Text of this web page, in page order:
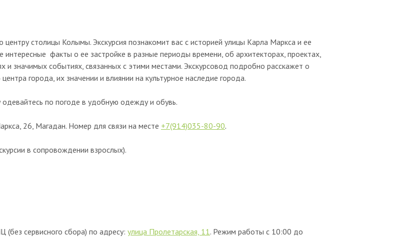
центру столицы Колымы. Экскурсия познакомит вас с историей улицы Карла Маркса и ее
интересные факты о ее застройке в разные периоды времени, об архитекторах, проектах,
и значимых событиях, связанных с этими местами. Экскурсовод подробно расскажет о
города, их значении и влиянии на культурное наследие города.
по погоде в удобную одежду и обувь.
26, Магадан. Номер для связи на месте +7(914)035-80-90.
в сопровождении взрослых).
сервисного сбора) по адресу: улица Пролетарская, 11. Режим работы с 10:00 до